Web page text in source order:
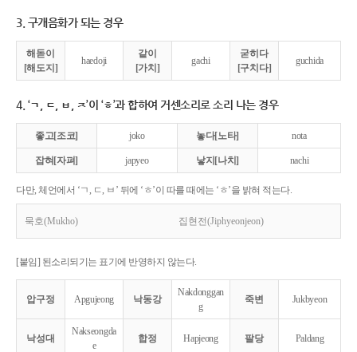
3. 구개음화가 되는 경우
해돋이
[해도지]
haedoji
같이
[가치]
gachi
굳히다
[구치다]
guchida
4. ‘ㄱ, ㄷ, ㅂ, ㅈ’이 ‘ㅎ’과 합하여 거센소리로 소리 나는 경우
좋고[조코] joko 놓다[노타] nota
잡혀[자펴] japyeo 낳지[나치] nachi
다만, 체언에서 ‘ㄱ, ㄷ, ㅂ’ 뒤에 ‘ㅎ’이 따를 때에는 ‘ㅎ’을 밝혀 적는다.
묵호(Mukho) 집현전(Jiphyeonjeon)
[붙임] 된소리되기는 표기에 반영하지 않는다.
압구정 Apgujeong 낙동강
Nakdonggan
g
죽변 Jukbyeon
낙성대
Nakseongda
e
합정 Hapjeong 팔당 Paldang